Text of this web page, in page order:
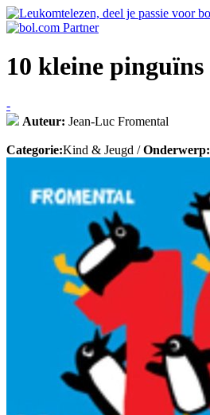
10 kleine pinguïns
-
Auteur: Jean-Luc Fromental
Categorie:Kind & Jeugd /Onderwerp: